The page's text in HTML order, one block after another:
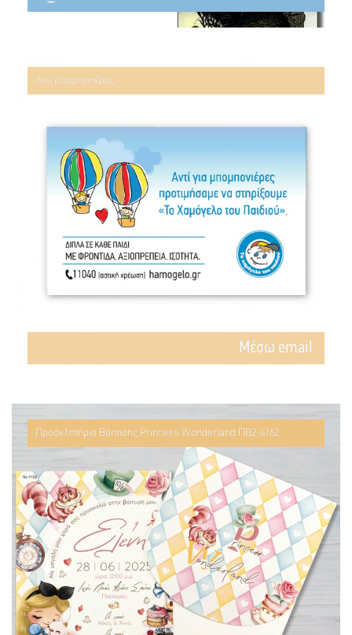
Αντί μπομπονιέρας
Mέσω email
Προσκλητήριο Βάπτισης Princess Wonderland ΠΒ2-4162